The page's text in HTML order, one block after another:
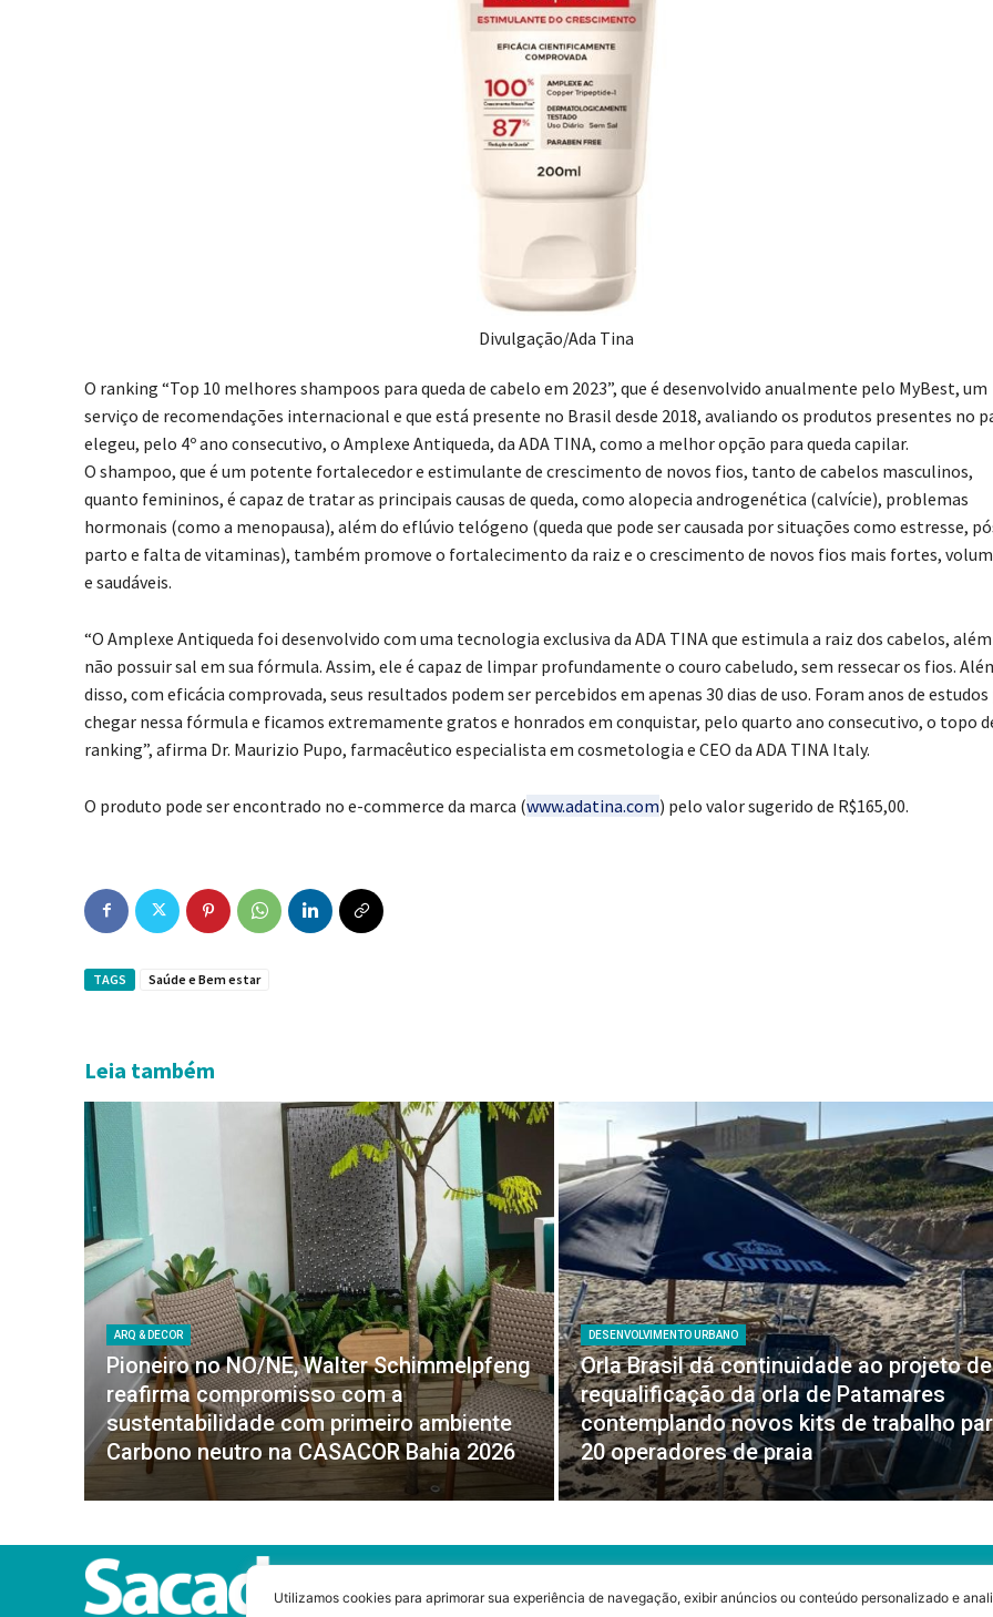
Utilizamos cookies para aprimorar sua experiência de navegação, exibir anúncios ou conteúdo personalizado e
Divulgação/Ada Tina
O ranking “Top 10 melhores shampoos para queda de cabelo em 2023”, que é desenvolvido anualmente pelo MyBest, um
serviço de recomendações internacional e que está presente no Brasil desde 2018, avaliando os produtos presentes no
elegeu, pelo 4º ano consecutivo, o Amplexe Antiqueda, da ADA TINA, como a melhor opção para queda capilar.
O shampoo, que é um potente fortalecedor e estimulante de crescimento de novos fios, tanto de cabelos masculinos,
quanto femininos, é capaz de tratar as principais causas de queda, como alopecia androgenética (calvície), problemas
hormonais (como a menopausa), além do eflúvio telógeno (queda que pode ser causada por situações como estresse,
parto e falta de vitaminas), também promove o fortalecimento da raiz e o crescimento de novos fios mais fortes,
e saudáveis.
“O Amplexe Antiqueda foi desenvolvido com uma tecnologia exclusiva da ADA TINA que estimula a raiz dos cabelos, além
não possuir sal em sua fórmula. Assim, ele é capaz de limpar profundamente o couro cabeludo, sem ressecar os fios.
disso, com eficácia comprovada, seus resultados podem ser percebidos em apenas 30 dias de uso. Foram anos de estudos
chegar nessa fórmula e ficamos extremamente gratos e honrados em conquistar, pelo quarto ano consecutivo, o topo
ranking”, afirma Dr. Maurizio Pupo, farmacêutico especialista em cosmetologia e CEO da ADA TINA Italy.
O produto pode ser encontrado no e-commerce da marca (www.adatina.com) pelo valor sugerido de R$165,00.
TAGS Saúde e Bem estar
Leia também
ARQ & DECOR
Pioneiro no NO/NE, Walter Schimmelpfeng
reafirma compromisso com a
sustentabilidade com primeiro ambiente
Carbono neutro na CASACOR Bahia 2026
DESENVOLVIMENTO URBANO
Orla Brasil dá continuidade ao projeto de
requalificação da orla de Patamares
contemplando novos kits de trabalho
20 operadores de praia